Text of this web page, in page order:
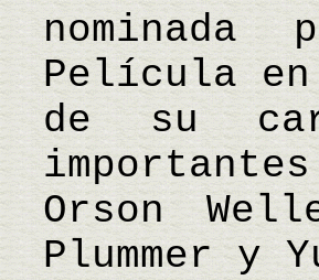
Película
de su
Orson
Plummer